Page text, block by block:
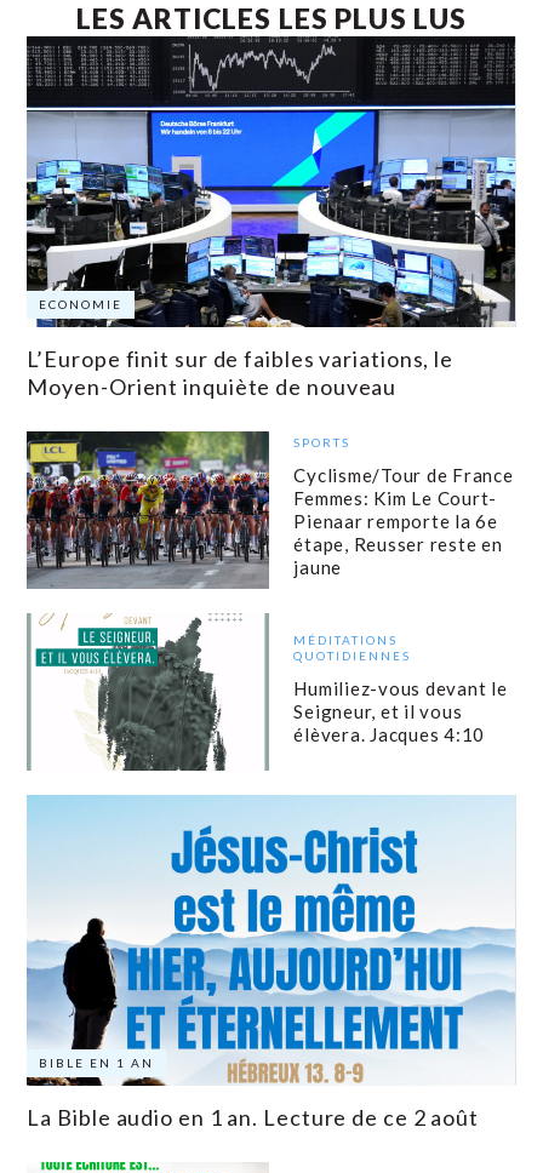
LES ARTICLES LES PLUS LUS
ECONOMIE
L’Europe finit sur de faibles variations, le
Moyen-Orient inquiète de nouveau
SPORTS
Cyclisme/Tour de France
Femmes: Kim Le Court-
Pienaar remporte la 6e
étape, Reusser reste en
jaune
MÉDITATIONS
QUOTIDIENNES
Humiliez-vous devant le
Seigneur, et il vous
élèvera. Jacques 4:10
BIBLE EN 1 AN
La Bible audio en 1 an. Lecture de ce 2 août